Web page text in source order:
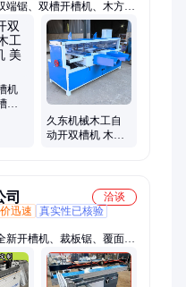
端锯、双槽开槽机、木方中
、手动双端锯、数控脚墩
机
开
久东机械木工自
动开双槽机 木托
司
洽谈
迅速
真实性已核验
新开槽机、裁板锯、覆面
机、真空覆膜机、冷压机、
木格栅包覆机、四边切割